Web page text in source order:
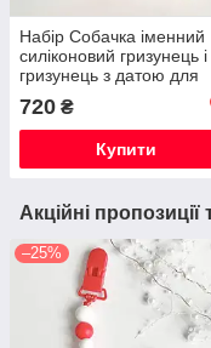
Набір Собачка іменний
силіконовий гризунець і
гризунець з датою для
720 ₴
Купити
Акційні
–25%